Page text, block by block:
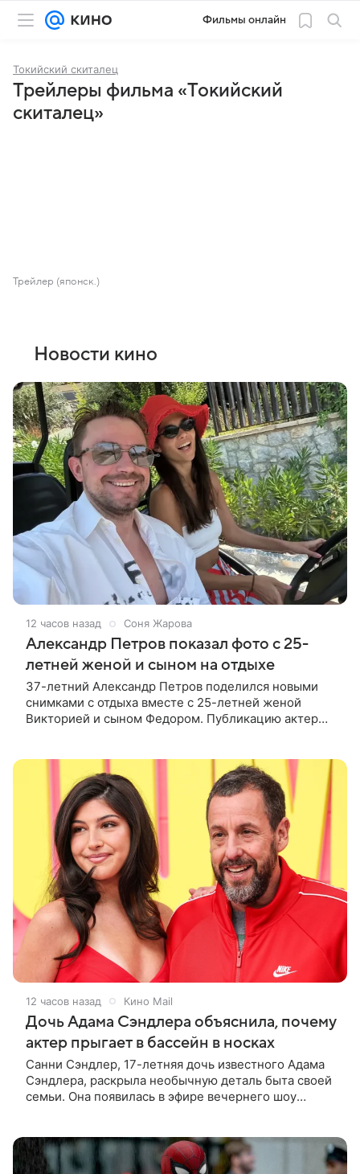
Фильмы онлайн
Токийский скиталец
Трейлеры фильма «Токийский
скиталец»
Трейлер (японск.)
Новости кино
12 часов назад Соня Жарова
Александр Петров показал фото с 25-
летней женой и сыном на отдыхе
37-летний Александр Петров поделился новыми
снимками с отдыха вместе с 25-летней женой
Викторией и сыном Федором. Публикацию актер
12 часов назад Кино Mail
Дочь Адама Сэндлера объяснила, почему
актер прыгает в бассейн в носках
Санни Сэндлер, 17-летняя дочь известного Адама
Сэндлера, раскрыла необычную деталь быта своей
семьи. Она появилась в эфире вечернего шоу